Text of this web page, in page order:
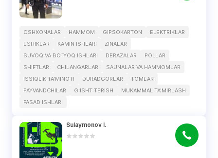
OSHXONALAR HAMMOM GIPSOKARTON
ELEKTRIKLAR
ESHIKLAR
KAMIN ISHLARI
ZINALAR
SUVOQ VA BO`YOQ ISHLARI
DERAZALAR
POLLAR
SHIFTLAR
CHILANGARLAR
SAUNALAR VA HAMMOMLAR
ISSIQLIK TA'MINOTI
DURADGORLAR
TOMLAR
PAYVANDCHILAR
G'ISHT TERISH
MUKAMMAL TA'MIRLASH
FASAD ISHLARI
Sulaymonov I.